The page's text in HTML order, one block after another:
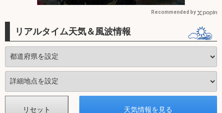
Recommended by
リアルタイム天気＆風波情報